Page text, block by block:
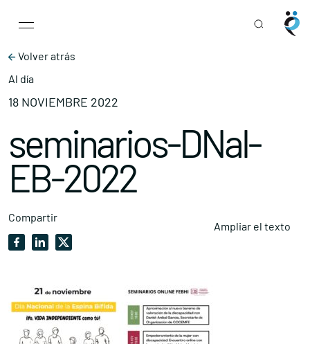
Main Navigation
Volver atrás
Al día
18 NOVIEMBRE 2022
seminarios-DNal-
EB-2022
Compartir
Ampliar el texto